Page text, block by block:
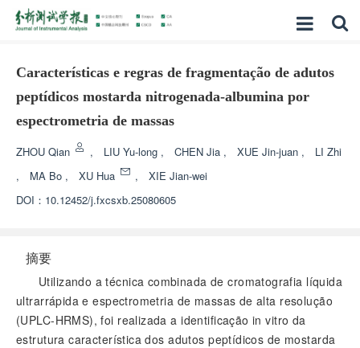
Características e regras de fragmentação de adutos
peptídicos mostarda nitrogenada-albumina por
espectrometria de massas
ZHOU Qian , LIU Yu-long , CHEN Jia , XUE Jin-juan ,
LI Zhi
,
MA Bo , XU Hua ,
XIE Jian-wei
DOI： 10.12452/j.fxcsxb.25080605
摘要
Utilizando a técnica combinada de cromatografia líquida
ultrarrápida e espectrometria de massas de alta resolução
(UPLC-HRMS), foi realizada a identificação in vitro da
estrutura característica dos adutos peptídicos de mostarda